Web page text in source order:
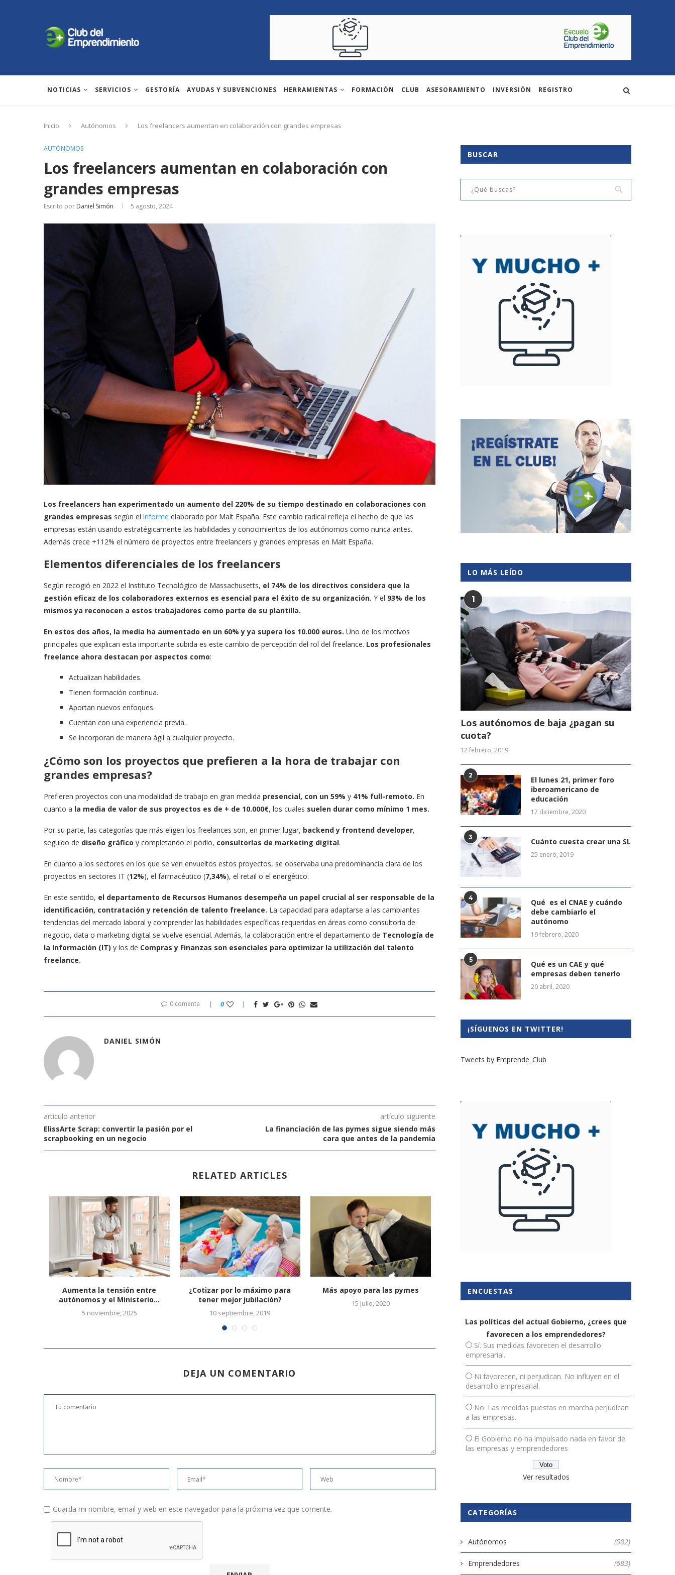
NOTICIAS SERVICIOS GESTORÍA AYUDAS Y SUBVENCIONES HERRAMIENTAS FORMACIÓN CLUB ASESORAMIENTO INVERSIÓN REGISTRO
Inicio Autónomos Los freelancers aumentan en colaboración con grandes empresas
AUTÓNOMOS
Los freelancers aumentan en colaboración con
grandes empresas
Escrito por Daniel Simón 5 agosto, 2024
Los freelancers han experimentado un aumento del 220% de su tiempo destinado en colaboraciones con
grandes empresas según el informe elaborado por Malt España. Este cambio radical refleja el hecho de que las
empresas están usando estratégicamente las habilidades y conocimientos de los autónomos como nunca antes.
Además crece +112% el número de proyectos entre freelancers y grandes empresas en Malt España.
Elementos diferenciales de los freelancers
Según recogió en 2022 el Instituto Tecnológico de Massachusetts, el 74% de los directivos considera que la
gestión eficaz de los colaboradores externos es esencial para el éxito de su organización. Y el 93% de los
mismos ya reconocen a estos trabajadores como parte de su plantilla.
En estos dos años, la media ha aumentado en un 60% y ya supera los 10.000 euros. Uno de los motivos
principales que explican esta importante subida es este cambio de percepción del rol del freelance. Los profesionales
freelance ahora destacan por aspectos como:
Actualizan habilidades.
Tienen formación continua.
Aportan nuevos enfoques.
Cuentan con una experiencia previa.
Se incorporan de manera ágil a cualquier proyecto.
¿Cómo son los proyectos que prefieren a la hora de trabajar con
grandes empresas?
Prefieren proyectos con una modalidad de trabajo en gran medida presencial, con un 59% y 41% full-remoto. En
cuanto a la media de valor de sus proyectos es de + de 10.000€, los cuales suelen durar como mínimo 1 mes.
Por su parte, las categorías que más eligen los freelances son, en primer lugar, backend y frontend developer,
seguido de diseño gráfico y completando el podio, consultorías de marketing digital.
En cuanto a los sectores en los que se ven envueltos estos proyectos, se observaba una predominancia clara de los
proyectos en sectores IT (12%), el farmacéutico (7,34%), el retail o el energético.
En este sentido, el departamento de Recursos Humanos desempeña un papel crucial al ser responsable de la
identificación, contratación y retención de talento freelance. La capacidad para adaptarse a las cambiantes
tendencias del mercado laboral y comprender las habilidades específicas requeridas en áreas como consultoría de
negocio, data o marketing digital se vuelve esencial. Además, la colaboración entre el departamento de Tecnología de
la Información (IT) y los de Compras y Finanzas son esenciales para optimizar la utilización del talento
freelance.
0 comenta 0
DANIEL SIMÓN
artículo anterior
ElissArte Scrap: convertir la pasión por el
scrapbooking en un negocio
artículo siguiente
La financiación de las pymes sigue siendo más
cara que antes de la pandemia
RELATED ARTICLES
Aumenta la tensión entre
autónomos y el Ministerio...
5 noviembre, 2025
¿Cotizar por lo máximo para
tener mejor jubilación?
10 septiembre, 2019
Más apoyo para las pymes
15 julio, 2020
Cómo deducir los gastos de
manutención de los...
para darte de...
DEJA UN COMENTARIO
Guarda mi nombre, email y web en este navegador para la próxima vez que comente.
BUSCAR
LO MÁS LEÍDO
1
Los autónomos de baja ¿pagan su
cuota?
12 febrero, 2019
2
El lunes 21, primer foro
iberoamericano de
educación
17 diciembre, 2020
3 Cuánto cuesta crear una SL
25 enero, 2019
4
Qué es el CNAE y cuándo
debe cambiarlo el
autónomo
19 febrero, 2020
5
Qué es un CAE y qué
empresas deben tenerlo
20 abril, 2020
¡SÍGUENOS EN TWITTER!
Tweets by Emprende_Club
ENCUESTAS
Las políticas del actual Gobierno, ¿crees que
favorecen a los emprendedores?
Sí. Sus medidas favorecen el desarrollo
empresarial.
Ni favorecen, ni perjudican. No influyen en el
desarrollo empresarial.
No. Las medidas puestas en marcha perjudican
a las empresas.
El Gobierno no ha impulsado nada en favor de
las empresas y emprendedores
Ver resultados
CATEGORÍAS
Autónomos (582)
Emprendedores (683)